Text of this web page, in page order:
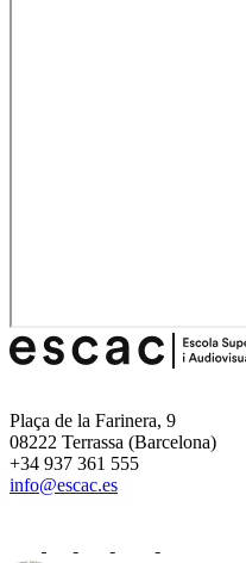
Plaça de la Farinera, 9
08222 Terrassa (Barcelona)
+34 937 361 555
info@escac.es